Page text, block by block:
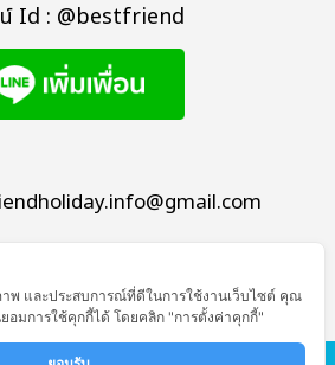
น์ Id : @bestfriend
าพ และประสบการณ์ที่ดีในการใช้งานเว็บไซต์ คุณ
อมการใช้คุกกี้ได้ โดยคลิก "การตั้งค่าคุกกี้"